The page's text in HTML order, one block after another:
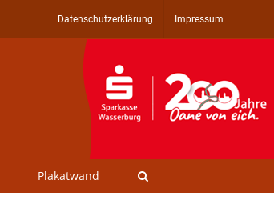
Datenschutzerklärung Impressum
Plakatwand